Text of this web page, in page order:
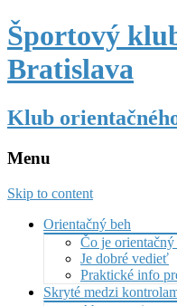
Športový
Bratislava
Klub
Menu
Skip to content
Orientačný beh
Čo je orientačný
Je dobré vedieť
Praktické info
Skryté medzi